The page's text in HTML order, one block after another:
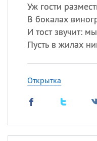
Уж гости
В бокалах
И тост звучит:
Пусть в жилах
Открытка